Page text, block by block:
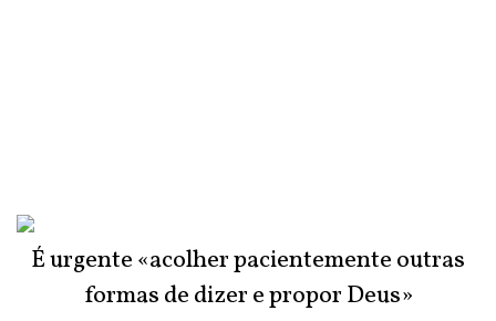
É urgente «acolher pacientemente outras
formas de dizer e propor Deus»